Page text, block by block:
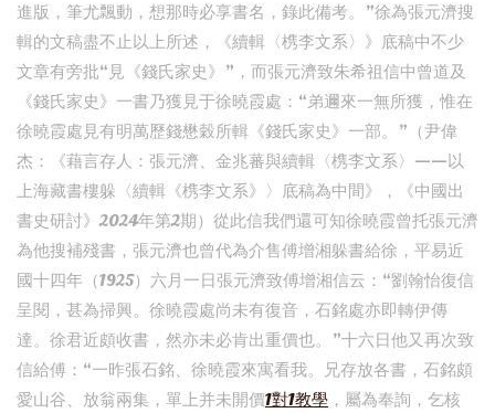
進版，筆尤飄動，想那時必享書名，錄此備考。”徐為張元濟搜
輯的文稿盡不止以上所述，《續輯〈槜李文系〉》底稿中不少
文章有旁批“見《錢氏家史》”，而張元濟致朱希祖信中曾道及
《錢氏家史》一書乃獲見于徐曉霞處：“弟邇來一無所獲，惟在
徐曉霞處見有明萬歷錢懋穀所輯《錢氏家史》一部。”（尹偉
杰：《藉言存人：張元濟、金兆蕃與續輯〈槜李文系〉——以
上海藏書樓躲〈續輯《槜李文系》〉底稿為中間》，《中國出
書史研討》2024年第2期）從此信我們還可知徐曉霞曾托張元濟
為他搜補殘書，張元濟也曾代為介售傅增湘躲書給徐，平易近
國十四年（1925）六月一日張元濟致傅增湘信云：“劉翰怡復信
呈閱，甚為掃興。徐曉霞處尚未有復音，石銘處亦即轉伊傳
達。徐君近頗收書，然亦未必肯出重價也。”十六日他又再次致
信給傅：“一昨張石銘、徐曉霞來寓看我。兄存放各書，石銘頗
愛山谷、放翁兩集，單上并未開價1對1教學 ，屬為奉詢，乞核